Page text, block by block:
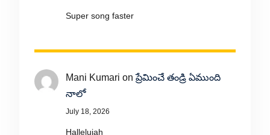
Super song faster
Mani Kumari onప్రేమించే తండ్రి ఏముంది
నాలో
July 18, 2026
Hallelujah